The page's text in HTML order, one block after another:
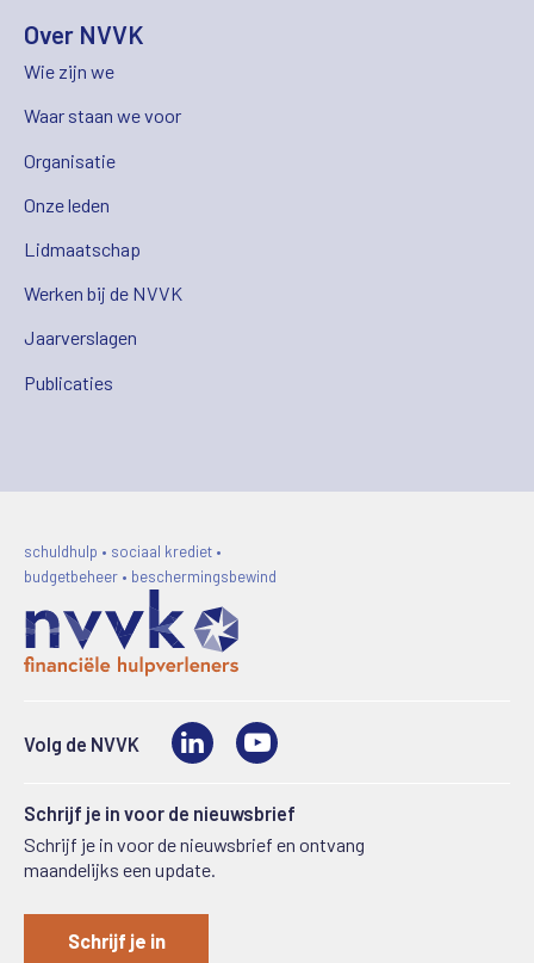
Over NVVK
Wie zijn we
Waar staan we voor
Organisatie
Onze leden
Lidmaatschap
Werken bij de NVVK
Jaarverslagen
Publicaties
schuldhulp • sociaal krediet •
budgetbeheer • beschermingsbewind
Volg de NVVK LinkedIn
Schrijf je in voor de nieuwsbrief
Schrijf je in voor de nieuwsbrief en ontvang
maandelijks een update.
Schrijf je in